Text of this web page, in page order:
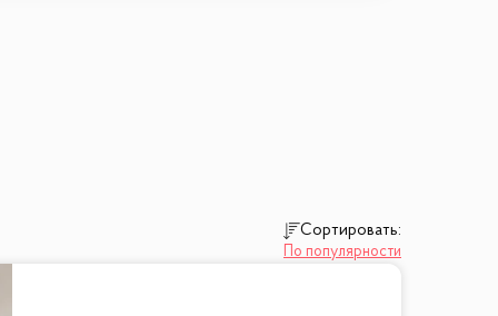
Сортировать:
По популярности